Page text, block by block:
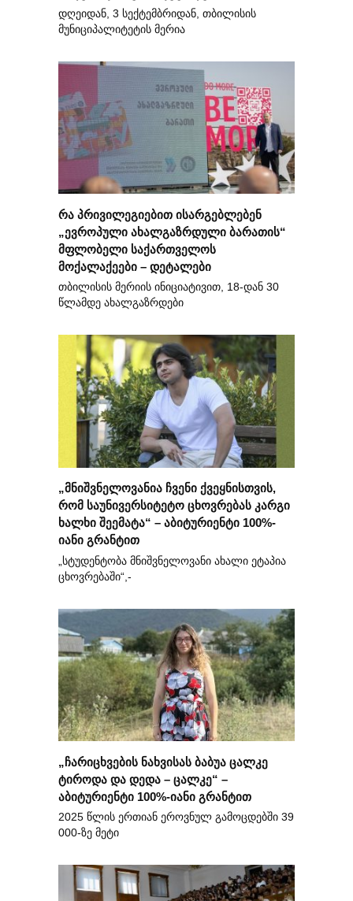
დღეიდან, 3 სექტემბრიდან, თბილისის
მუნიციპალიტეტის მერია
რა პრივილეგიებით ისარგებლებენ
„ევროპული ახალგაზრდული ბარათის“
მფლობელი საქართველოს
მოქალაქეები – დეტალები
თბილისის მერიის ინიციატივით, 18-დან 30
წლამდე ახალგაზრდები
„მნიშვნელოვანია ჩვენი ქვეყნისთვის,
რომ საუნივერსიტეტო ცხოვრებას კარგი
ხალხი შეემატა“ – აბიტურიენტი 100%-
იანი გრანტით
„სტუდენტობა მნიშვნელოვანი ახალი ეტაპია
ცხოვრებაში“,-
„ჩარიცხვების ნახვისას ბაბუა ცალკე
ტიროდა და დედა – ცალკე“ –
აბიტურიენტი 100%-იანი გრანტით
2025 წლის ერთიან ეროვნულ გამოცდებში 39
000-ზე მეტი